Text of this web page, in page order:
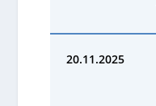
20.11.2025